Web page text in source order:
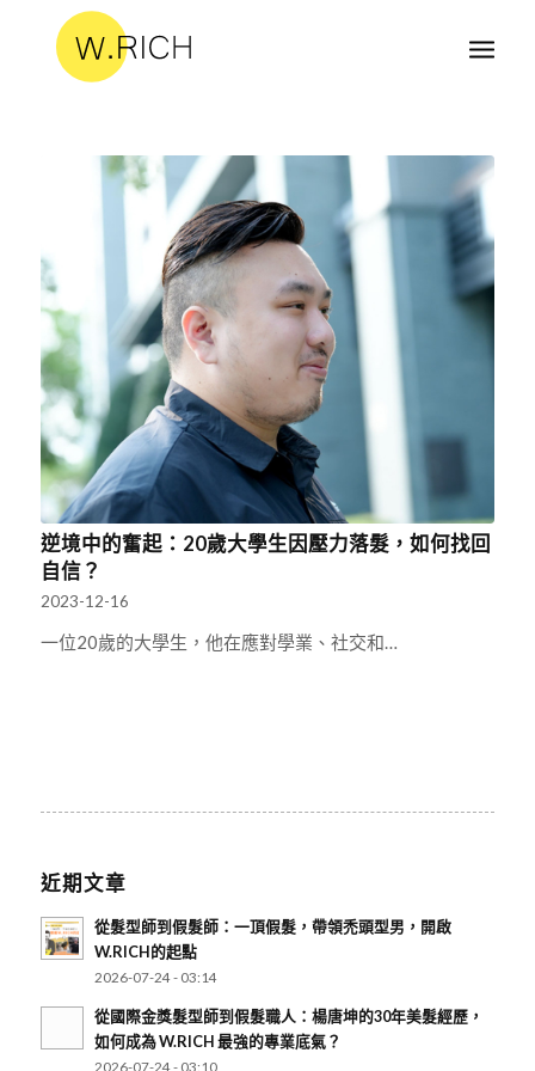
逆境中的奮起：20歲大學生因壓力落髮，如何找回
自信？
2023-12-16
一位20歲的大學生，他在應對學業、社交和…
近期文章
從髮型師到假髮師：一頂假髮，帶領禿頭型男，開啟
W.RICH的起點
2026-07-24 - 03:14
從國際金獎髮型師到假髮職人：楊唐坤的30年美髮經歷，
如何成為 W.RICH 最強的專業底氣？
2026-07-24 - 03:10